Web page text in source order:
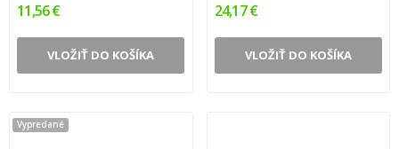
11,56 €
VLOŽIŤ DO KOŠÍKA
24,17 €
VLOŽIŤ DO KOŠÍKA
Vypredané